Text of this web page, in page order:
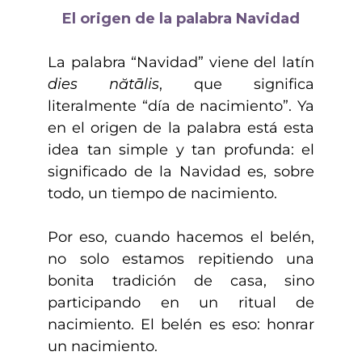
El origen de la palabra Navidad
La palabra “Navidad” viene del latín
dies nătālis, que significa
literalmente “día de nacimiento”. Ya
en el origen de la palabra está esta
idea tan simple y tan profunda: el
significado de la Navidad es, sobre
todo, un tiempo de nacimiento.
Por eso, cuando hacemos el belén,
no solo estamos repitiendo una
bonita tradición de casa, sino
participando en un ritual de
nacimiento. El belén es eso: honrar
un nacimiento.